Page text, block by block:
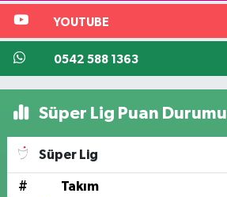
YOUTUBE
0542 588 1363
Süper Lig Puan Durumu
Süper Lig
# Takım